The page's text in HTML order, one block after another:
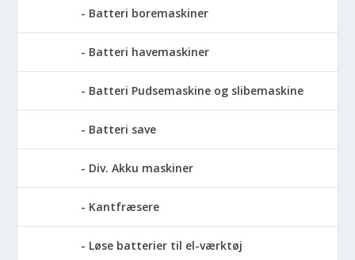
Batteri boremaskiner
Batteri havemaskiner
Batteri Pudsemaskine og slibemaskine
Batteri save
Div. Akku maskiner
Kantfræsere
Løse batterier til el-værktøj